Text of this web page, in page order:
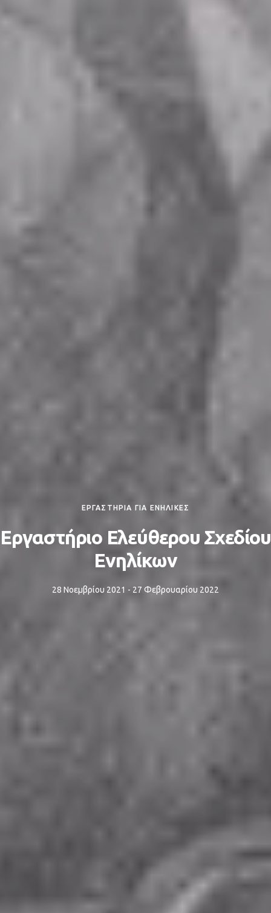
ΕΡΓΑΣΤΗΡΙΑ ΓΙΑ ΕΝΗΛΙΚΕΣ
Εργαστήριο Ελεύθερου Σχεδίου
Ενηλίκων
28 Νοεμβρίου 2021 - 27 Φεβρουαρίου 2022